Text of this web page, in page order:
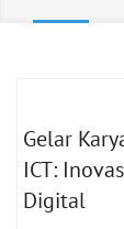
Gelar
ICT:
Digital